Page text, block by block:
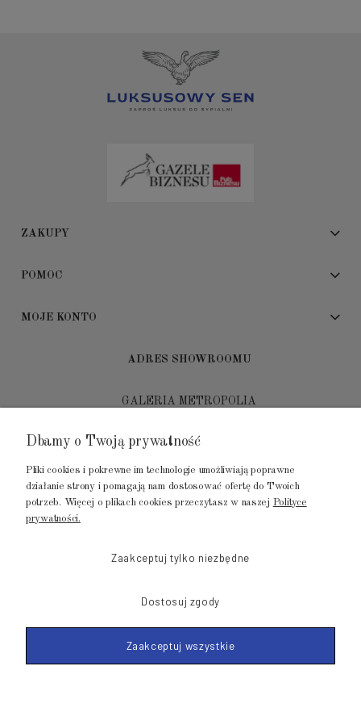
ZAKUPY
POMOC
MOJE KONTO
ADRES SHOWROOMU
GALERIA METROPOLIA
80-452 Gdańsk
tel.: 502 104 104
mail: biuro@luksusowysen.pl
Made with
Dbamy o Twoją prywatność
Pliki cookies i pokrewne im technologie umożliwiają poprawne
działanie strony i pomagają nam dostosować ofertę do Twoich
potrzeb. Więcej o plikach cookies przeczytasz w naszej Polityce
prywatności.
Zaakceptuj tylko niezbędne
Dostosuj zgody
Zaakceptuj wszystkie